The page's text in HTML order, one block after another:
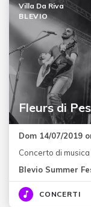
Fleurs di
Villa Da Riva
BLEVIO
Dom 14/07/2019
Concerto di
Blevio Summer
CONCERTI